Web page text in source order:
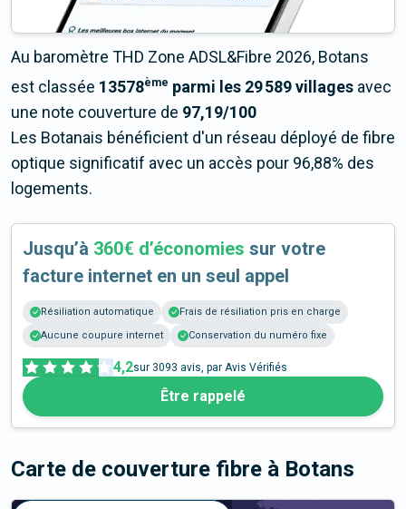
Au baromètre THD Zone ADSL&Fibre 2026, Botans
est classée 13578ème parmi les 29 589 villages avec
une note couverture de 97,19/100
Les Botanais bénéficient d'un réseau déployé de fibre
optique significatif avec un accès pour 96,88% des
logements.
Jusqu’à 360€ d’économies sur votre
facture internet en un seul appel
Résiliation automatique
Frais de résiliation pris en charge
Aucune coupure internet
Conservation du numéro fixe
4,2sur 3093 avis, par Avis Vérifiés
Être rappelé
Carte de couverture fibre à Botans